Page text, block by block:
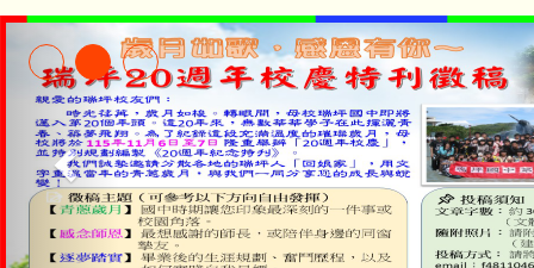
115年食農教育專業人